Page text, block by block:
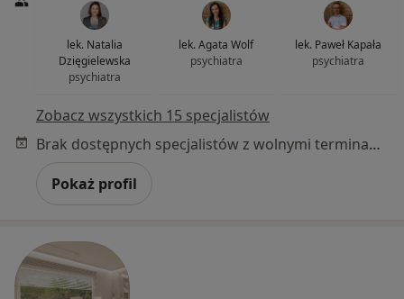
lek. Natalia
Dzięgielewska
psychiatra
lek. Agata Wolf
psychiatra
lek. Paweł Kapała
psychiatra
Zobacz wszystkich 15 specjalistów
Brak dostępnych specjalistów z wolnymi terminami w tym centrum medycznym.
Pokaż profil